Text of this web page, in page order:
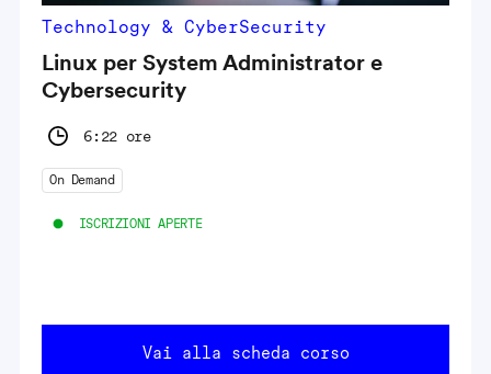
Technology & CyberSecurity
Linux per System Administrator e
Cybersecurity
6:22 ore
On Demand
ISCRIZIONI APERTE
Vai alla scheda corso